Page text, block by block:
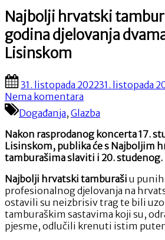
Najbolji hrvatski
godina djelovanja
Lisinskom
Posted
on
31. listopada 202231. listopada
Nema komentara
Najbolji
hrvatski
tamburaši
slave
35
djelovanja
dvama
koncertima
u
Lisinskom
Događanja, Glazba
Nakon rasprodanog koncerta 17.
Lisinskom, publika će s Najboljim
tamburašima slaviti i 20. studenog.
Najbolji hrvatski tamburaši u punih
profesionalnog djelovanja na
ostavili su neizbrisiv trag te bili
tamburaškim sastavima koji su,
pjesme, odlučili krenuti istim